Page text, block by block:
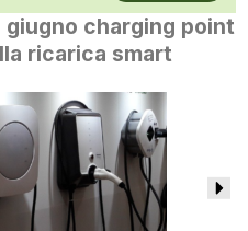
giugno charging point
ricarica smart